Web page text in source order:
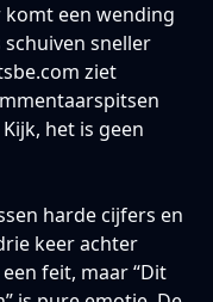
komt een wending
schuiven sneller
ziet
het is geen
harde cijfers en
keer achter
feit, maar “Dit